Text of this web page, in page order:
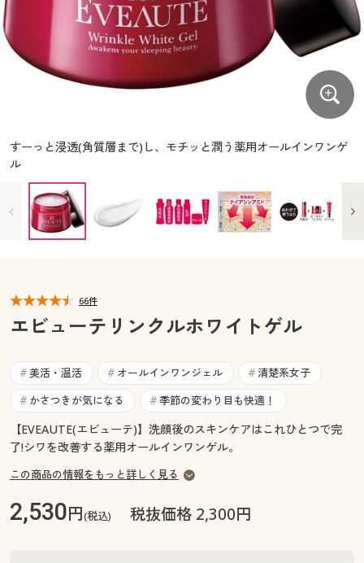
ジュニア・ティーンズ下着
大きいサイズ レディース服
大きいサイズ レディース下着
大きいサイズ 事務・制服
バーゲンセール
シークレットセール
詳細検索
商品カテゴリ一覧
カタログ・チラシからのご注文
デジタルカタログ
カタログ無料プレゼント
マイページ
閲覧履歴
お気に入り
サポート
ご利用ガイド
よくある質問とお問い合わせ
大きいサイズ レディース下着
大きいサイズ メンズ
シークレットセール
商品カテゴリ一覧
カタログ
カタログ・チラシからのご注文
カタログ無料プレゼント
会員メニュー
閲覧履歴
サポート
ご利用ガイド
よくある質問とお問い合わせ
すーっと浸透(角質層まで)し、モチッと潤う薬用オールインワンゲ
ル
66件
エビューテリンクルホワイトゲル
# 美活・温活 # オールインワンジェル # 清楚系女子
# かさつきが気になる # 季節の変わり目も快適！
【EVEAUTE(エビューテ)】洗顔後のスキンケアはこれひとつで完
了!シワを改善する薬用オールインワンゲル。
この商品の情報をもっと詳しく見る
2,530円(税込) 税抜価格 2,300円